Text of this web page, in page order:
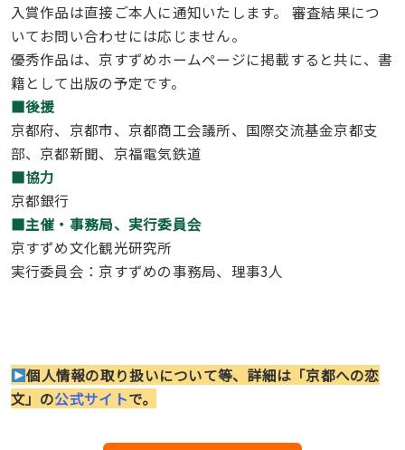
入賞作品は直接ご本人に通知いたします。 審査結果につ
いてお問い合わせには応じません。
優秀作品は、京すずめホームページに掲載すると共に、書
籍として出版の予定です。
■後援
京都府、京都市、京都商工会議所、国際交流基金京都支
部、京都新聞、京福電気鉄道
■協力
京都銀行
■主催・事務局、実行委員会
京すずめ文化観光研究所
実行委員会：京すずめの事務局、理事3人
個人情報の取り扱いについて等、詳細は「京都への恋
文」の公式サイトで。